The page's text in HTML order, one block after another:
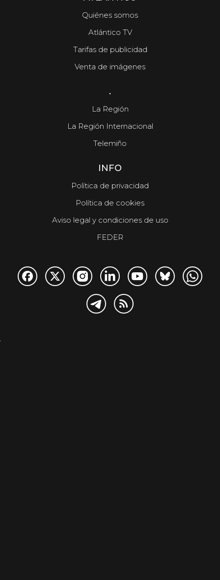
Quiénes somos
Atlántico TV
Tarifas de publicidad
Venta de imágenes
.
La Región
La Región Internacional
Telemiño
INFO
Política de privacidad
Política de cookies
Aviso legal y condiciones de uso
FEDER